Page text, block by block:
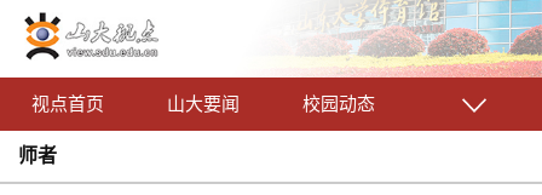
视点首页 山大要闻 校园动态
师者